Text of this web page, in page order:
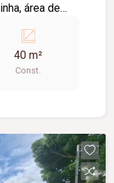
área de
com um
40 m²
Const.